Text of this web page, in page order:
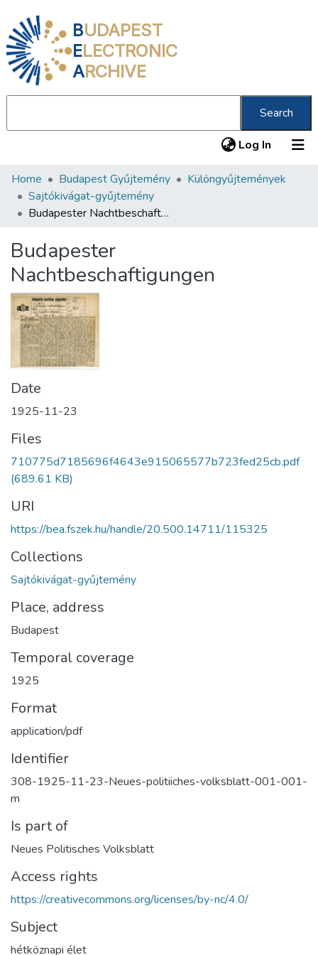
BUDAPEST
ELECTRONIC
ARCHIVE
Search
Log In (current)
Communities & Collections
All of DSpace
About us
Home Budapest Gyűjtemény
Különgyűjtemények
Sajtókivágat-gyűjtemény
Budapester Nachtbeschaftigungen
Budapester
Nachtbeschaftigungen
Date
1925-11-23
Files
710775d7185696f4643e915065577b723fed25cb.pdf
(689.61 KB)
URI
https://bea.fszek.hu/handle/20.500.14711/115325
Collections
Sajtókivágat-gyűjtemény
Place, address
Budapest
Temporal coverage
1925
Format
application/pdf
Identifier
308-1925-11-23-Neues-politiiches-volksblatt-001-001-
m
Is part of
Neues Politisches Volksblatt
Access rights
https://creativecommons.org/licenses/by-nc/4.0/
Subject
hétköznapi élet